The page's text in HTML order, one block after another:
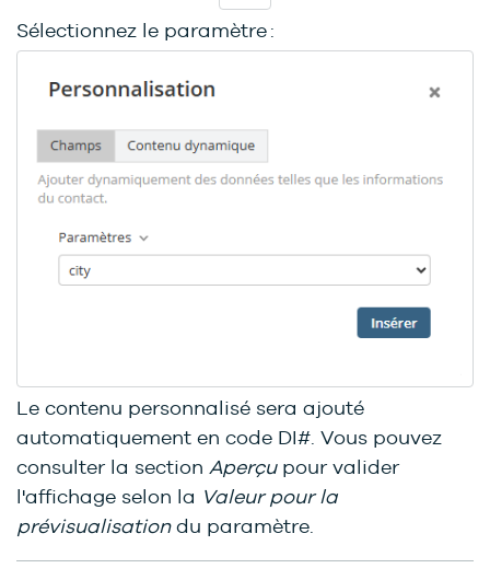
Sélectionnez le paramètre :
Le contenu personnalisé sera ajouté
automatiquement en code DI#. Vous pouvez
consulter la section Aperçupour valider
l'affichage selon la Valeur pour la
prévisualisationdu paramètre.